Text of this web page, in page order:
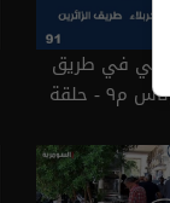
في طريق
الحسين - ناس وناس م٩ - حلقة